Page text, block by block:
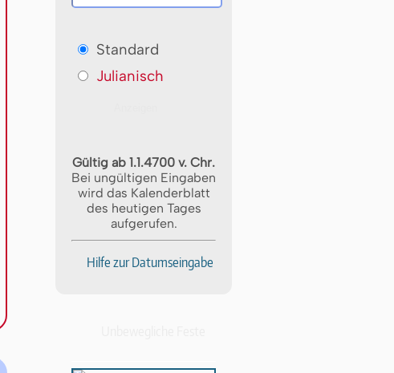
Standard
Julianisch
Gültig ab 1.1.4700 v. Chr.
Bei ungültigen Eingaben
wird das Kalenderblatt
des heutigen Tages
aufgerufen.
Hilfe zur Datumseingabe